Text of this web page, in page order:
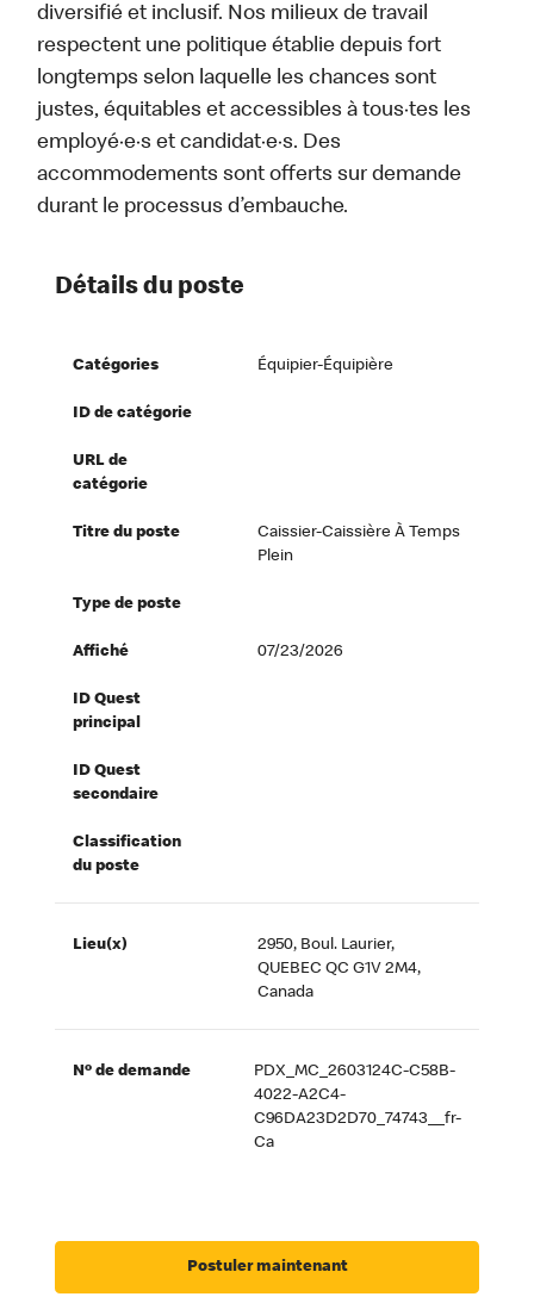
diversifié et inclusif. Nos milieux de travail
respectent une politique établie depuis fort
longtemps selon laquelle les chances sont
justes, équitables et accessibles à tous·tes les
employé·e·s et candidat·e·s. Des
accommodements sont offerts sur demande
durant le processus d’embauche.
Détails du poste
Catégories Équipier-Équipière
ID de catégorie
URL de
catégorie
Titre du poste
Caissier-Caissière À Temps
Plein
Type de poste
Affiché 07/23/2026
ID Quest
principal
ID Quest
secondaire
Classification
du poste
Lieu(x)
2950, Boul. Laurier,
QUEBEC QC G1V 2M4,
Canada
Nº de demande
PDX_MC_2603124C-C58B-
4022-A2C4-
C96DA23D2D70_74743__fr-
Ca
Postuler maintenant